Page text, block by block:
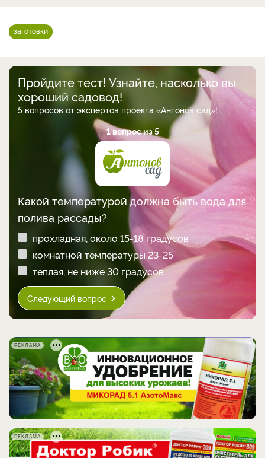
заготовки
Пройдите тест! Узнайте, насколько вы
хороший садовод!
5 вопросов от экспертов проекта «Антонов сад»!
1 вопрос из 5
Какой температурой должна быть вода для
полива рассады?
прохладная, около 15-18 градусов
комнатной температуры 23-25
теплая, не ниже 30 градусов
Следующий вопрос
РЕКЛАМА
РЕКЛАМА